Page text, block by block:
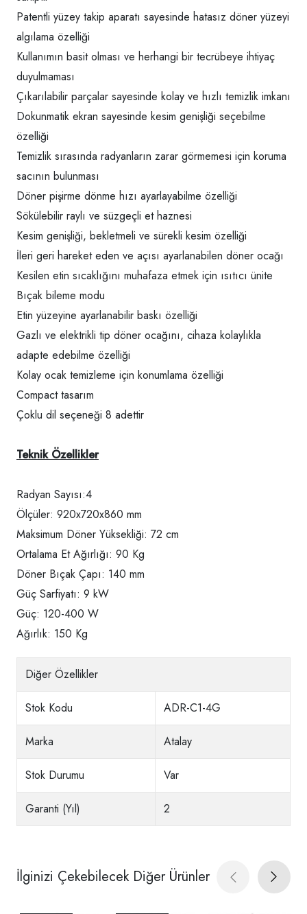
Patentli yüzey takip aparatı sayesinde hatasız döner yüzeyi
algılama özelliği
Kullanımın basit olması ve herhangi bir tecrübeye ihtiyaç
duyulmaması
Çıkarılabilir parçalar sayesinde kolay ve hızlı temizlik imkanı
Dokunmatik ekran sayesinde kesim genişliği seçebilme
özelliği
Temizlik sırasında radyanların zarar görmemesi için koruma
sacının bulunması
Döner pişirme dönme hızı ayarlayabilme özelliği
Sökülebilir raylı ve süzgeçli et haznesi
Kesim genişliği, bekletmeli ve sürekli kesim özelliği
İleri geri hareket eden ve açısı ayarlanabilen döner ocağı
Kesilen etin sıcaklığını muhafaza etmek için ısıtıcı ünite
Bıçak bileme modu
Etin yüzeyine ayarlanabilir baskı özelliği
Gazlı ve elektrikli tip döner ocağını, cihaza kolaylıkla
adapte edebilme özelliği
Kolay ocak temizleme için konumlama özelliği
Compact tasarım
Çoklu dil seçeneği 8 adettir
Teknik Özellikler
Radyan Sayısı:4
Ölçüler: 920x720x860 mm
Maksimum Döner Yüksekliği: 72 cm
Ortalama Et Ağırlığı: 90 Kg
Döner Bıçak Çapı: 140 mm
Güç Sarfiyatı: 9 kW
Güç: 120-400 W
Ağırlık: 150 Kg
Diğer Özellikler
Stok Kodu ADR-C1-4G
Marka Atalay
Stok Durumu Var
Garanti (Yıl) 2
İlginizi Çekebilecek Diğer Ürünler